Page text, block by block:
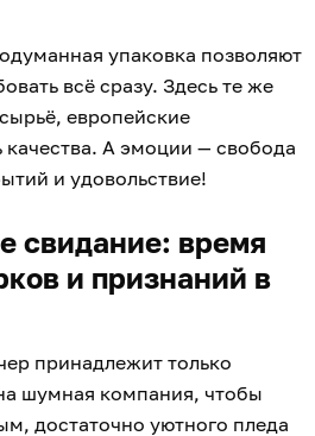
упаковка позволяют
всё сразу. Здесь те же
европейские
качества. А эмоции — свобода
и удовольствие!
свидание: время
и признаний в
принадлежит только
шумная компания, чтобы
достаточно уютного пледа